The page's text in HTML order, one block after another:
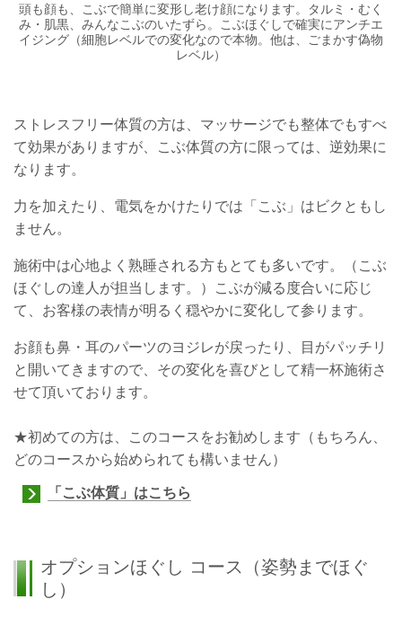
頭も顔も、こぶで簡単に変形し老け顔になります。タルミ・むく
み・肌黒、みんなこぶのいたずら。こぶほぐしで確実にアンチエ
イジング（細胞レベルでの変化なので本物。他は、ごまかす偽物
レベル）
ストレスフリー体質の方は、マッサージでも整体でもすべ
て効果がありますが、こぶ体質の方に限っては、逆効果に
なります。
力を加えたり、電気をかけたりでは「こぶ」はビクともし
ません。
施術中は心地よく熟睡される方もとても多いです。（こぶ
ほぐしの達人が担当します。）こぶが減る度合いに応じ
て、お客様の表情が明るく穏やかに変化して参ります。
お顔も鼻・耳のパーツのヨジレが戻ったり、目がパッチリ
と開いてきますので、その変化を喜びとして精一杯施術さ
せて頂いております。
★初めての方は、このコースをお勧めします（もちろん、
どのコースから始められても構いません）
「こぶ体質」はこちら
オプションほぐし コース
（姿勢までほぐ
し）